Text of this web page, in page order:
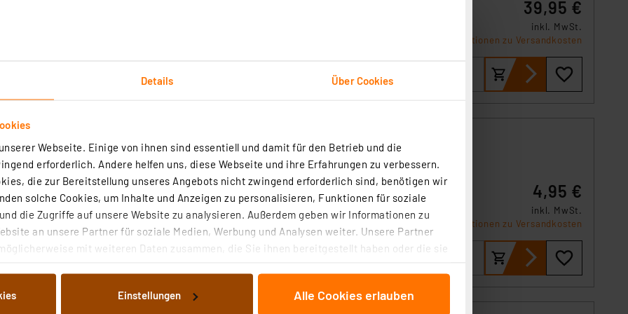
Details Über Cookies
Webseite. Einige von ihnen sind essentiell und damit für den Betrieb und die
erforderlich. Andere helfen uns, diese Webseite und ihre Erfahrungen zu verbessern.
die zur Bereitstellung unseres Angebots nicht zwingend erforderlich sind, benötigen wir
solche Cookies, um Inhalte und Anzeigen zu personalisieren, Funktionen für soziale
die Zugriffe auf unsere Website zu analysieren. Außerdem geben wir Informationen zu
an unsere Partner für soziale Medien, Werbung und Analysen weiter. Unsere Partner
mit weiteren Daten zusammen, die Sie ihnen bereitgestellt haben oder die sie
dargestellten bzw. die von Ihnen ausgewählten Verarbeitungszwecke (Art. 6
Einstellungen Alle Cookies erlauben
39,95 €
inkl. MwSt.
Informationen zu Versandkosten
(1)
ermöglicht die platzsparende Wandmontage von
mit 55er-Rahmenmaß. So finden Wandthermostate oder
schlanken Wandhalterung sogar in engsten Nischen ihren Platz.
4,95 €
inkl. MwSt.
Informationen zu Versandkosten